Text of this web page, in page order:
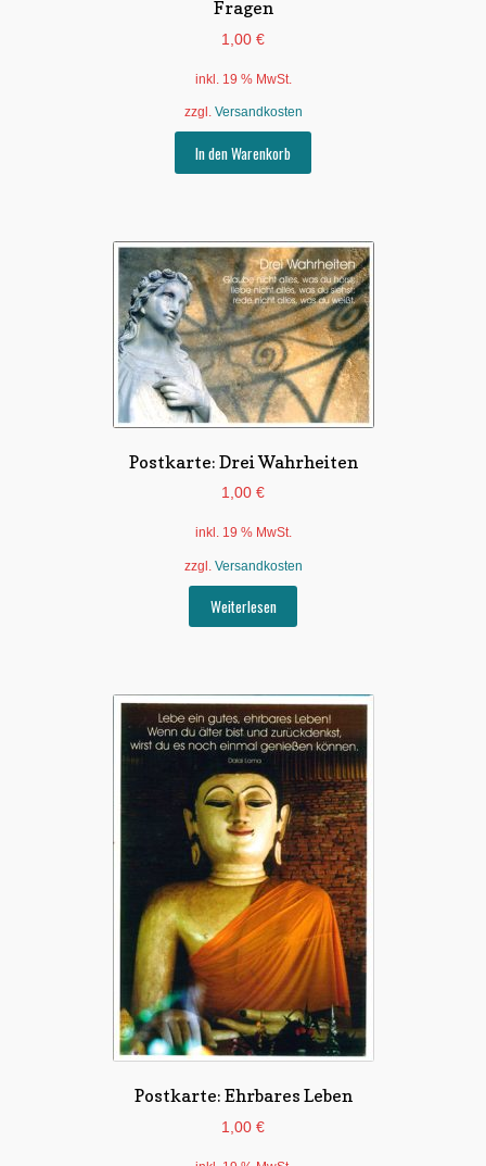
Fragen
1,00 €
inkl. 19 % MwSt.
zzgl. Versandkosten
In den Warenkorb
Postkarte: Drei Wahrheiten
1,00 €
inkl. 19 % MwSt.
zzgl. Versandkosten
Weiterlesen
Postkarte: Ehrbares Leben
1,00 €